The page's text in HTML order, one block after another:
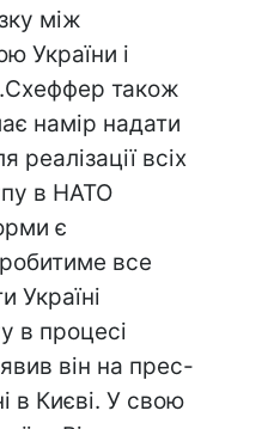
між
України і
також
намір надати
реалізації всіх
в НАТО
є
все
Україні
в процесі
він на прес-
в Києві. У свою